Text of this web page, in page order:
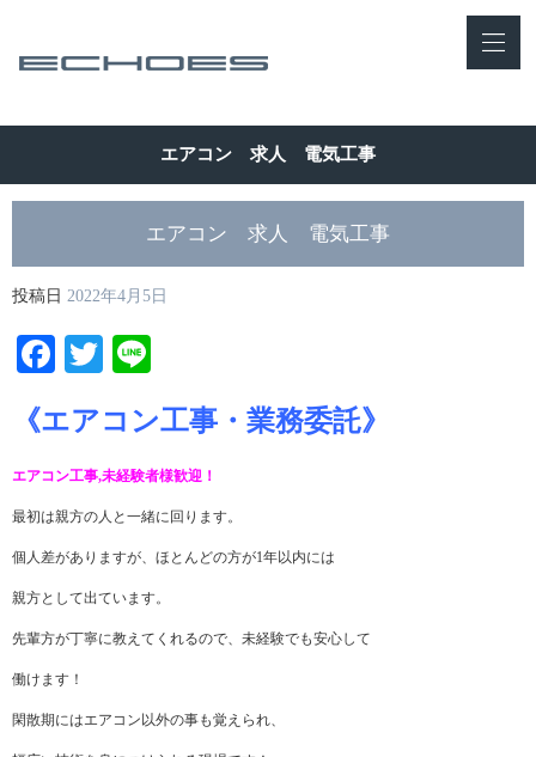
エアコン 求人 電気工事
エアコン 求人 電気工事
投稿日 2022年4月5日
Facebook
Twitter
《エアコン工事・業務委託》
エアコン工事,未経験者様歓迎！
最初は親方の人と一緒に回ります。
個人差がありますが、ほとんどの方が1年以内には
親方として出ています。
先輩方が丁寧に教えてくれるので、未経験でも安心して
働けます！
閑散期にはエアコン以外の事も覚えられ、